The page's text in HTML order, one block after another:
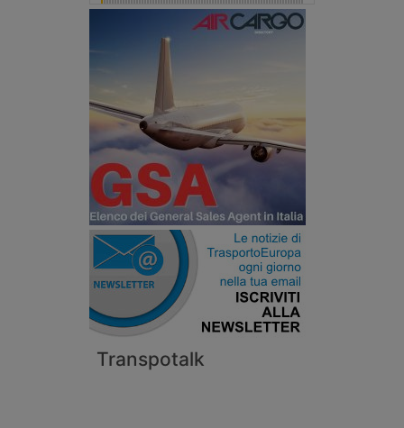
Transpotalk